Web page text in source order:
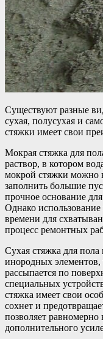
Существуют разные
сухая, полусухая и
стяжки имеет свои
Мокрая стяжка для
раствор, в котором
мокрой стяжки можно
заполнить большие
прочное основание
Однако
времени для
процесс ремонтных
Сухая стяжка для пола
инородных элементов,
рассыпается по
специальных
стяжка имеет свои
сохнет и
позволяет равномерно
дополнительного